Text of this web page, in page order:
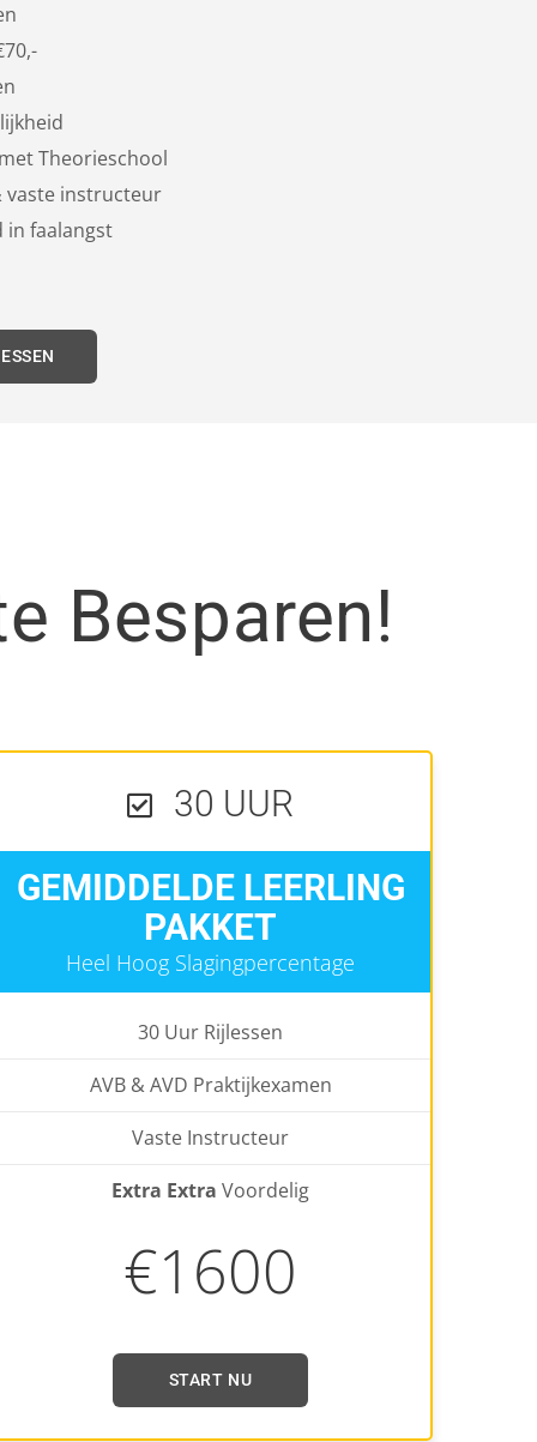
Theorieschool
vaste instructeur
in faalangst
Besparen!
30 UUR
GEMIDDELDE LEERLING
PAKKET
Heel Hoog Slagingpercentage
30 Uur Rijlessen
AVB & AVD Praktijkexamen
Vaste Instructeur
Extra Extra Voordelig
€1600
START NU